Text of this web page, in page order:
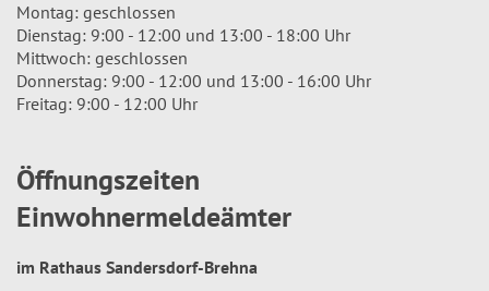
Montag: geschlossen
Dienstag: 9:00 - 12:00 und 13:00 - 18:00 Uhr
Mittwoch: geschlossen
Donnerstag: 9:00 - 12:00 und 13:00 - 16:00 Uhr
Freitag: 9:00 - 12:00 Uhr
Öffnungszeiten
Einwohnermeldeämter
im Rathaus Sandersdorf-Brehna